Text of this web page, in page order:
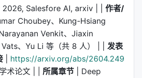
Salesfore AI, arxiv | | 作者/
Choubey、Kung-Hsiang
Venkit、Jiaxin
、Yu Li 等（共 8 人） | | 发表
https://arxiv.org/abs/2604.249
术论文 | | 所属章节 | Deep